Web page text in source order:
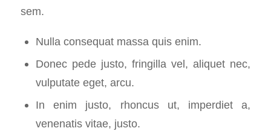
sem.
Nulla consequat massa quis enim.
Donec pede justo, fringilla vel, aliquet nec,
vulputate eget, arcu.
In enim justo, rhoncus ut, imperdiet a,
venenatis vitae, justo.